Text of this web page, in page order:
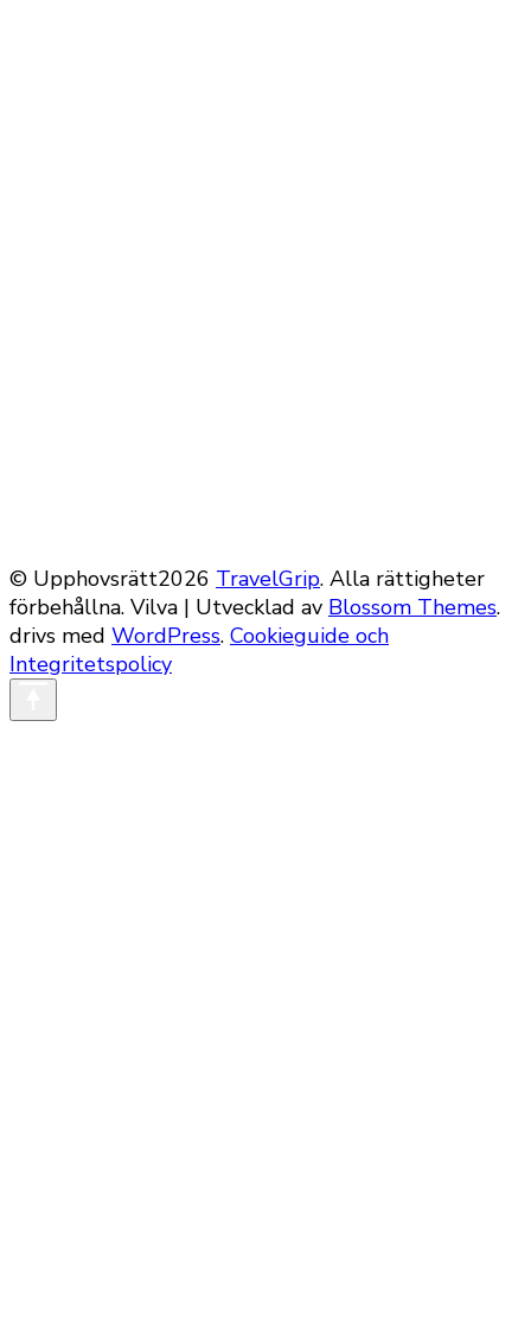
© Upphovsrätt2026 TravelGrip. Alla rättigheter
förbehållna. Vilva | Utvecklad av Blossom Themes.
drivs med WordPress. Cookieguide och
Integritetspolicy